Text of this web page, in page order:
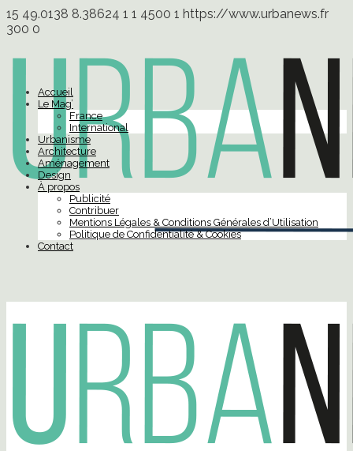
15 49.0138 8.38624 1 1 4500 1 https://www.urbanews.fr
300 0
Accueil
Le Mag’
France
International
Urbanisme
Architecture
Aménagement
Design
À propos
Publicité
Contribuer
Mentions Légales & Conditions Générales d’Utilisation
Politique de Confidentialité & Cookies
Contact